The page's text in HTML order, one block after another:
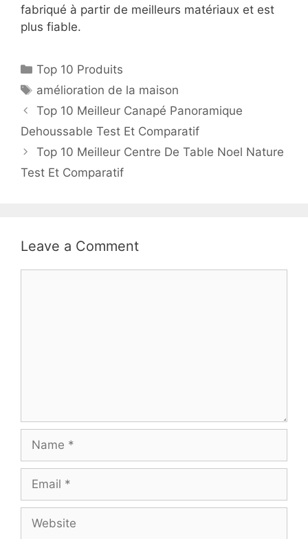
fabriqué à partir de meilleurs matériaux et est
plus fiable.
Top 10 Produits
amélioration de la maison
Top 10 Meilleur Canapé Panoramique
Dehoussable Test Et Comparatif
Top 10 Meilleur Centre De Table Noel Nature
Test Et Comparatif
Leave a Comment